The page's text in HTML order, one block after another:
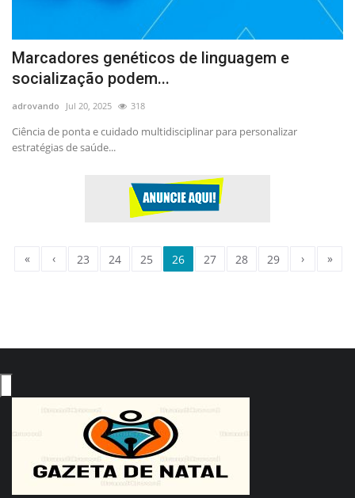
Marcadores genéticos de linguagem e
socialização podem...
adrovando Jul 20, 2025 318
Ciência de ponta e cuidado multidisciplinar para personalizar
estratégias de saúde...
« ‹ 23 24 25 26 27 28 29 › »